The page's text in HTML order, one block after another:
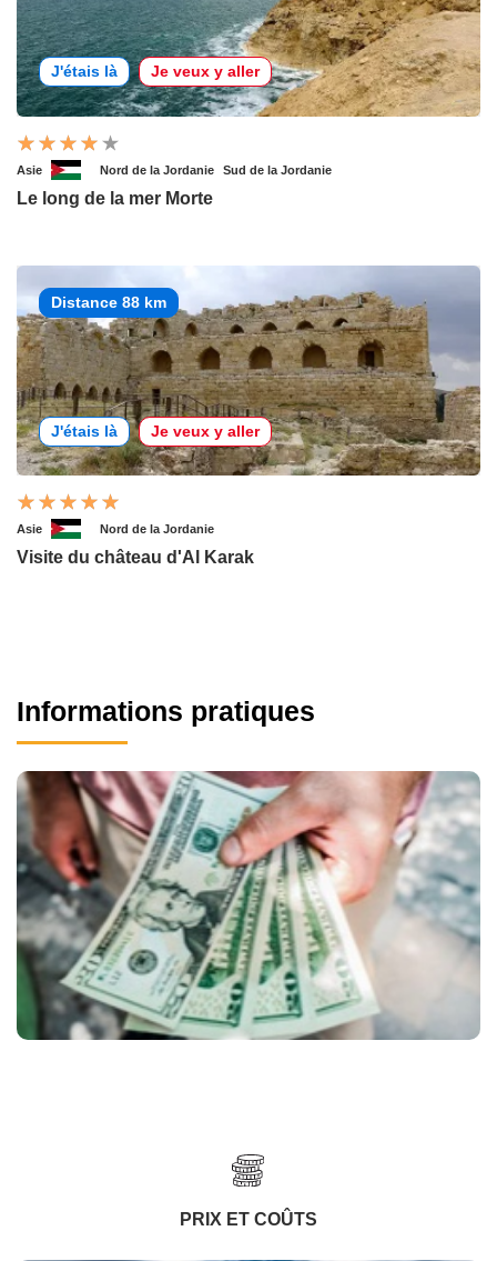
J'étais là Je veux y aller
Asie Nord de la Jordanie Sud de la Jordanie
Le long de la mer Morte
Distance 88 km
J'étais là Je veux y aller
Asie Nord de la Jordanie
Visite du château d'Al Karak
Informations pratiques
PRIX ET COÛTS